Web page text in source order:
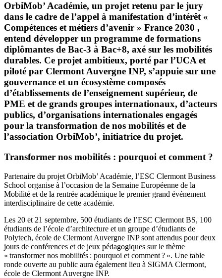
OrbiMob’ Académie, un projet retenu par le jury
dans le cadre de l’appel à manifestation d’intérêt «
Compétences et métiers d’avenir » France 2030 ,
entend développer un programme de formations
diplômantes de Bac-3 à Bac+8, axé sur les mobilités
durables. Ce projet ambitieux, porté par l’UCA et
piloté par Clermont Auvergne INP, s’appuie sur une
gouvernance et un écosystème composés
d’établissements de l’enseignement supérieur, de
PME et de grands groupes internationaux, d’acteurs
publics, d’organisations internationales engagés
pour la transformation de nos mobilités etde
l’association OrbiMob’, initiatrice du projet.
Transformer nos mobilités : pourquoi et comment ?
Partenaire du projet OrbiMob’ Académie, l’ESC Clermont Business
School organise à l’occasion de la Semaine Européenne de la
Mobilité et de la rentrée académique le premier grand événement
interdisciplinaire de cette académie.
Les 20 et 21 septembre, 500 étudiants de l’ESC Clermont BS, 100
étudiants de l’école d’architecture et un groupe d’étudiants de
Polytech, école de Clermont Auvergne INP sont attendus pour deux
jours de conférences et de jeux pédagogiques sur le thème
« transformer nos mobilités : pourquoi et comment ? ». Une table
ronde ouverte au public aura également lieu à SIGMA Clermont,
école de Clermont Auvergne INP.